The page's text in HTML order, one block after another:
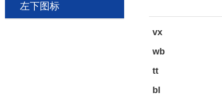
左下图标
vx
wb
tt
bl